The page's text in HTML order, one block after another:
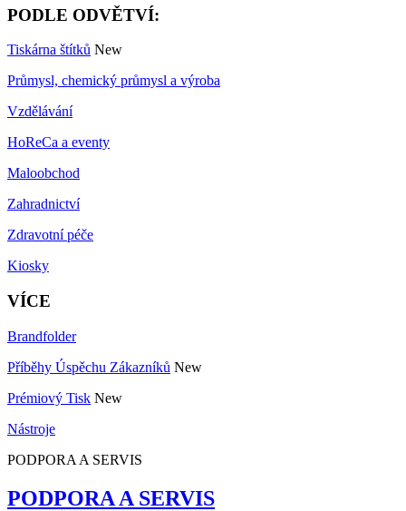
PODLE ODVĚTVÍ:
Tiskárna štítků New
Průmysl, chemický průmysl a výroba
Vzdělávání
HoReCa a eventy
Maloobchod
Zahradnictví
Zdravotní péče
Kiosky
VÍCE
Brandfolder
Příběhy Úspěchu Zákazníků New
Prémiový Tisk New
Nástroje
PODPORA A SERVIS
PODPORA A SERVIS